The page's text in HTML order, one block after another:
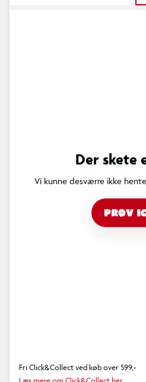
Der skete
Vi kunne desværre ikke
PRØV
Fri Click&Collect ved køb over 599,-